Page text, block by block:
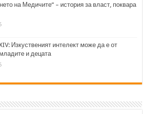
на Медичите“ – история за власт, поквара
Изкуственият интелект може да е от
и децата